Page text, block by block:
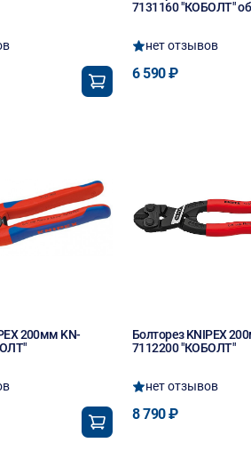
7131160 "КОБОЛТ"
нет отзывов
6 590 ₽
200мм KN-
Болторез KNIPEX
7112200 "КОБОЛТ"
нет отзывов
8 790 ₽